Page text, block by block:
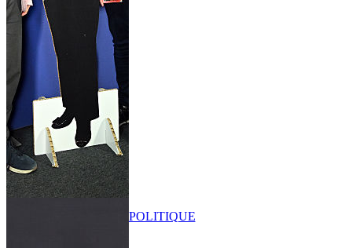
POLITIQUE